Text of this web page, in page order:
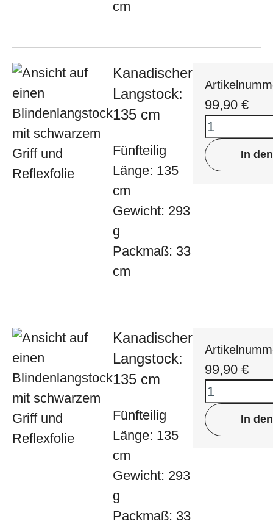
cm
Kanadischer
Langstock:
135 cm
Fünfteilig
Länge: 135
cm
Gewicht: 293
g
Packmaß: 33
cm
99,90 €
In
Kanadischer
Langstock:
135 cm
Fünfteilig
Länge: 135
cm
Gewicht: 293
g
Packmaß: 33
99,90 €
In